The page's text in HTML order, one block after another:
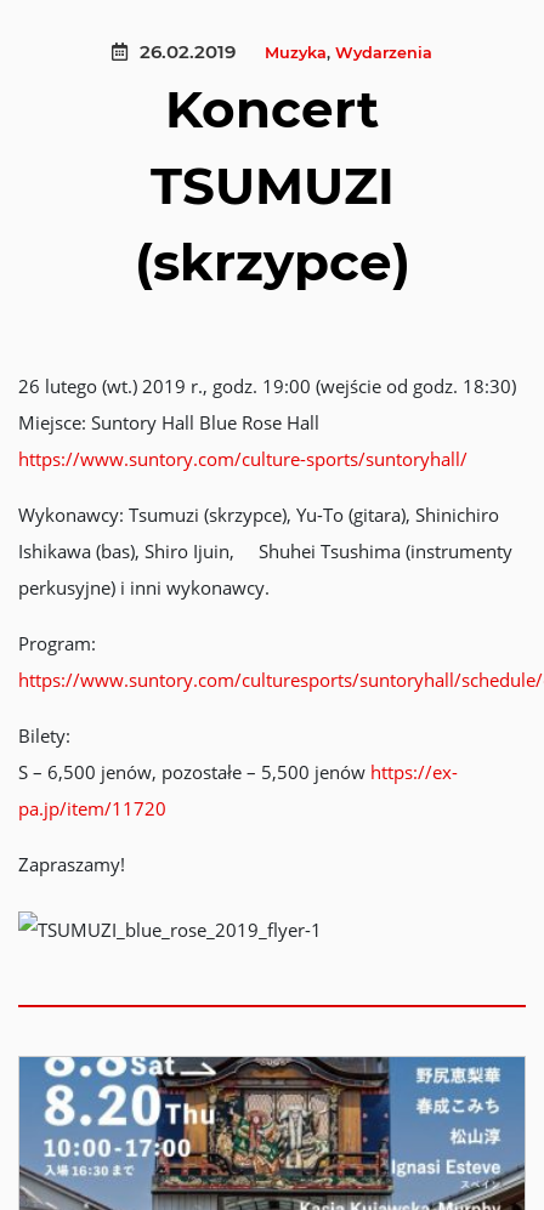
26.02.2019 Muzyka, Wydarzenia
Koncert
TSUMUZI
(skrzypce)
26 lutego (wt.) 2019 r., godz. 19:00 (wejście od godz. 18:30)
Miejsce: Suntory Hall Blue Rose Hall
https://www.suntory.com/culture-sports/suntoryhall/
Wykonawcy: Tsumuzi (skrzypce), Yu-To (gitara), Shinichiro
Ishikawa (bas), Shiro Ijuin, Shuhei Tsushima (instrumenty
perkusyjne) i inni wykonawcy.
Program:
https://www.suntory.com/culturesports/suntoryhall/
Bilety:
S – 6,500 jenów, pozostałe – 5,500 jenów https://ex-
pa.jp/item/11720
Zapraszamy!